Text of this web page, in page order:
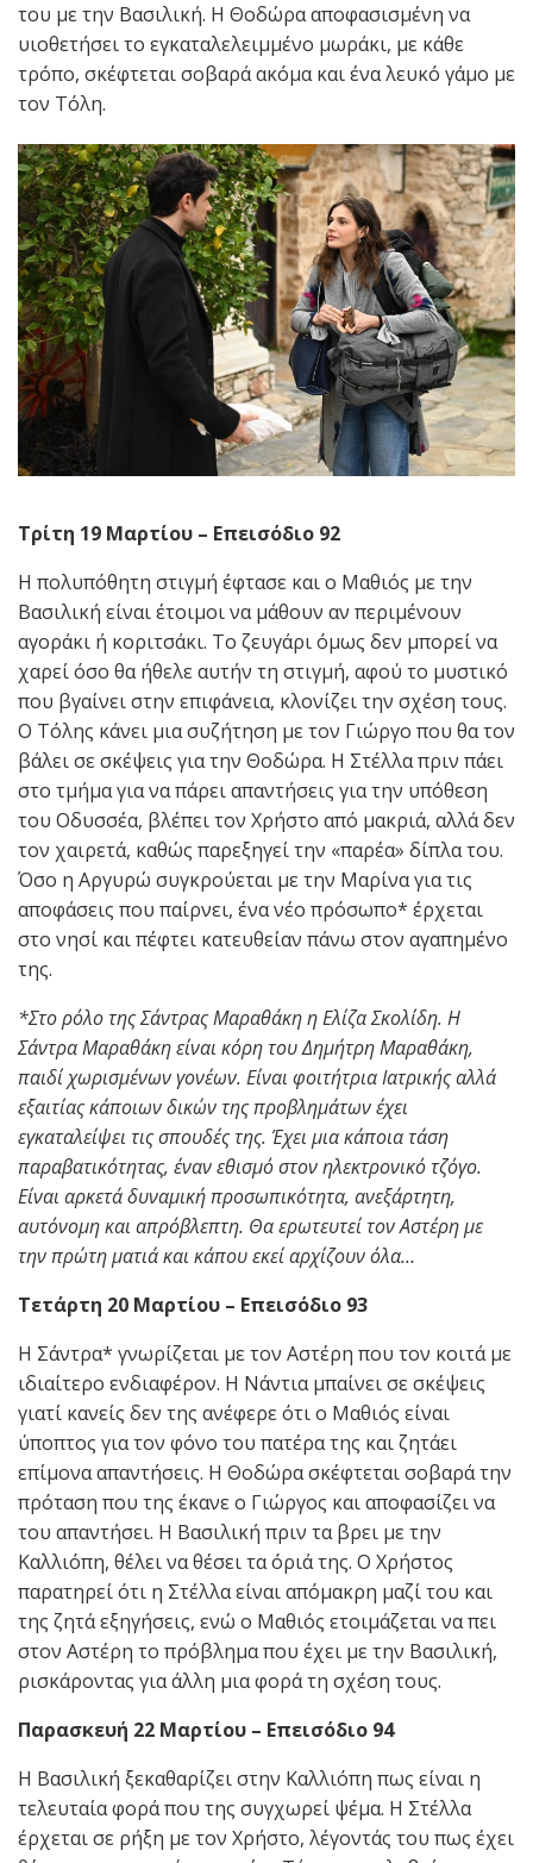
του με την Βασιλική. Η Θοδώρα αποφασισμένη να
υιοθετήσει το εγκαταλελειμμένο μωράκι, με κάθε
τρόπο, σκέφτεται σοβαρά ακόμα και ένα λευκό γάμο με
τον Τόλη.
Τρίτη 19 Μαρτίου – Επεισόδιο 92
Η πολυπόθητη στιγμή έφτασε και ο Μαθιός με την
Βασιλική είναι έτοιμοι να μάθουν αν περιμένουν
αγοράκι ή κοριτσάκι. Το ζευγάρι όμως δεν μπορεί να
χαρεί όσο θα ήθελε αυτήν τη στιγμή, αφού το μυστικό
που βγαίνει στην επιφάνεια, κλονίζει την σχέση τους.
Ο Τόλης κάνει μια συζήτηση με τον Γιώργο που θα τον
βάλει σε σκέψεις για την Θοδώρα. Η Στέλλα πριν πάει
στο τμήμα για να πάρει απαντήσεις για την υπόθεση
του Οδυσσέα, βλέπει τον Χρήστο από μακριά, αλλά δεν
τον χαιρετά, καθώς παρεξηγεί την «παρέα» δίπλα του.
Όσο η Αργυρώ συγκρούεται με την Μαρίνα για τις
αποφάσεις που παίρνει, ένα νέο πρόσωπο* έρχεται
στο νησί και πέφτει κατευθείαν πάνω στον αγαπημένο
της.
*Στο ρόλο της Σάντρας Μαραθάκη η Ελίζα Σκολίδη. Η
Σάντρα Μαραθάκη είναι κόρη του Δημήτρη Μαραθάκη,
παιδί χωρισμένων γονέων. Είναι φοιτήτρια Ιατρικής αλλά
εξαιτίας κάποιων δικών της προβλημάτων έχει
εγκαταλείψει τις σπουδές της. Έχει μια κάποια τάση
παραβατικότητας, έναν εθισμό στον ηλεκτρονικό τζόγο.
Είναι αρκετά δυναμική προσωπικότητα, ανεξάρτητη,
αυτόνομη και απρόβλεπτη. Θα ερωτευτεί τον Αστέρη με
την πρώτη ματιά και κάπου εκεί αρχίζουν όλα…
Τετάρτη 20 Μαρτίου – Επεισόδιο 93
Η Σάντρα* γνωρίζεται με τον Αστέρη που τον κοιτά με
ιδιαίτερο ενδιαφέρον. Η Νάντια μπαίνει σε σκέψεις
γιατί κανείς δεν της ανέφερε ότι ο Μαθιός είναι
ύποπτος για τον φόνο του πατέρα της και ζητάει
επίμονα απαντήσεις. Η Θοδώρα σκέφτεται σοβαρά την
πρόταση που της έκανε ο Γιώργος και αποφασίζει να
του απαντήσει. Η Βασιλική πριν τα βρει με την
Καλλιόπη, θέλει να θέσει τα όριά της. Ο Χρήστος
παρατηρεί ότι η Στέλλα είναι απόμακρη μαζί του και
της ζητά εξηγήσεις, ενώ ο Μαθιός ετοιμάζεται να πει
στον Αστέρη το πρόβλημα που έχει με την Βασιλική,
ρισκάροντας για άλλη μια φορά τη σχέση τους.
Παρασκευή 22 Μαρτίου – Επεισόδιο 94
Η Βασιλική ξεκαθαρίζει στην Καλλιόπη πως είναι η
τελευταία φορά που της συγχωρεί ψέμα. Η Στέλλα
έρχεται σε ρήξη με τον Χρήστο, λέγοντάς του πως έχει